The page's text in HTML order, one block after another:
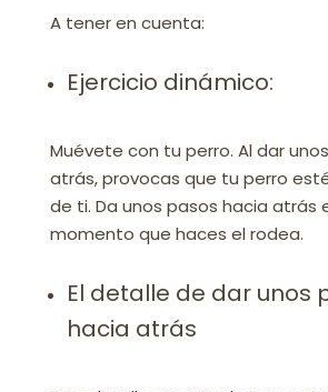
A tener en cuenta:
Ejercicio dinámico:
Muévete con tu perro. Al dar
atrás, provocas que tu perro
de ti. Da unos pasos hacia atrás
momento que haces el rodea.
El detalle de dar unos
hacia atrás